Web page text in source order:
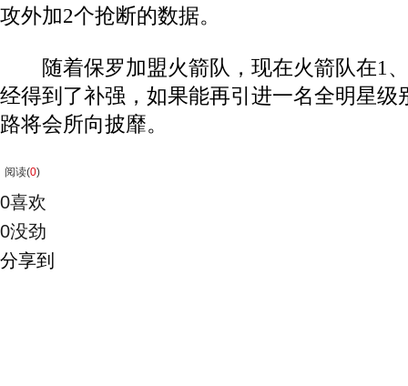
攻外加2个抢断的数据。
随着保罗加盟火箭队，现在火箭队在1、
经得到了补强，如果能再引进一名全明星级
路将会所向披靡。
阅读(0)
0喜欢
0没劲
分享到